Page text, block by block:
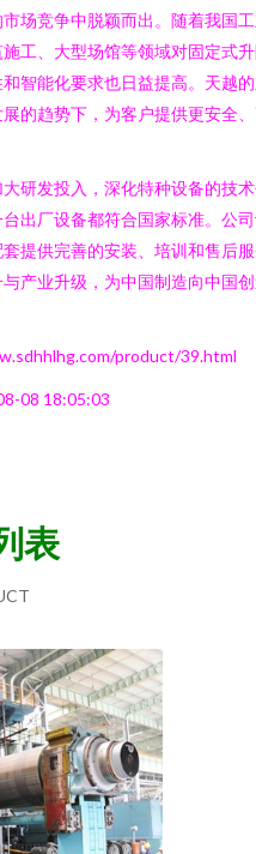
场竞争中脱颖而出。随着我国
工、大型场馆等领域对固定式
智能化要求也日益提高。天越
的趋势下，为客户提供更安全
研发投入，深化特种设备的技
出厂设备都符合国家标准。公
提供完善的安装、培训和售后
产业升级，为中国制造向中国
product/39.html
08 18:05:03
表